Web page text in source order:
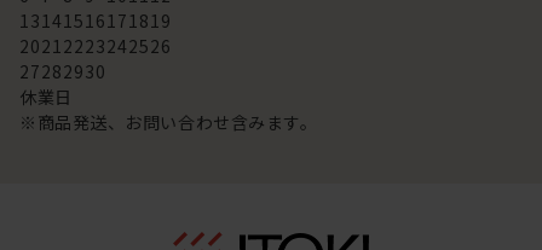
13141516171819
20212223242526
27282930
休業日
※商品発送、お問い合わせ含みます。